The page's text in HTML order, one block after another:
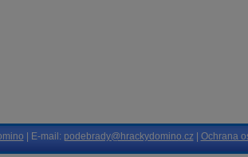
| E-mail: podebrady@hrackydomino.cz| Ochrana